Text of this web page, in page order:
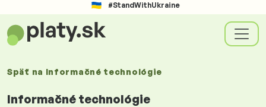
#StandWithUkraine
Späť na Informačné technológie
Informačné technológie